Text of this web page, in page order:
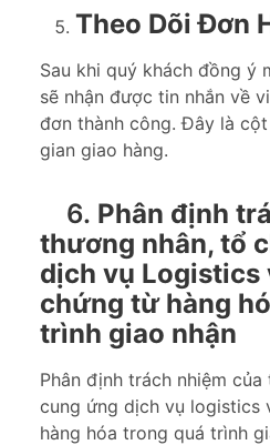
Theo Dõi Đơn
Sau khi quý khách đồng ý
sẽ nhận được tin nhắn về
đơn thành công. Đây là
gian giao hàng.
6. Phân định
thương nhân, tổ
dịch vụ Logistics
chứng từ hàng
trình giao nhận
Phân định trách nhiệm
cung ứng dịch vụ logistics
hàng hóa trong quá trình